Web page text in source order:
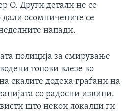
О. Други детали не се
дали осомничените се
напади.
полиција за смирување
топови влезе во
скалите додека граѓани на
со радосни извици.
што некои локалци ги